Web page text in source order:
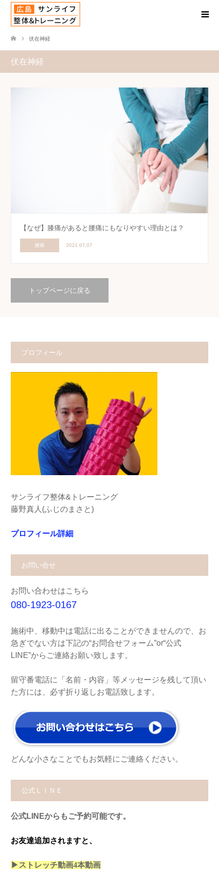
伏在神経
伏在神経
【なぜ】膝痛があると腰痛にもなりやすい理由とは？
膝痛 2021.07.07
トップページに戻る
プロフィール
サンライフ整体&トレーニング
藤野真人(ふじのまさと)
プロフィール詳細
お問い合せ
お問い合わせはこちら
080-1923-0167
施術中、移動中は電話に出ることができませんので、お
急ぎでない方は下記の“お問合せフォーム”or“公式
LINE”からご連絡お願い致します。
留守番電話に「名前・内容」等メッセージを残して頂い
た方には、必ず折り返しお電話致します。
どんな小さなことでもお気軽にご連絡ください。
公式ＬＩＮＥ
公式LINEからもご予約可能です。
お友達追加されますと、
▶ストレッチ動画4本動画